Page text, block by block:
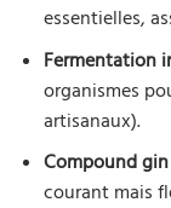
essentielles,
Fermentation
organismes
artisanaux).
Compound gin
courant mais